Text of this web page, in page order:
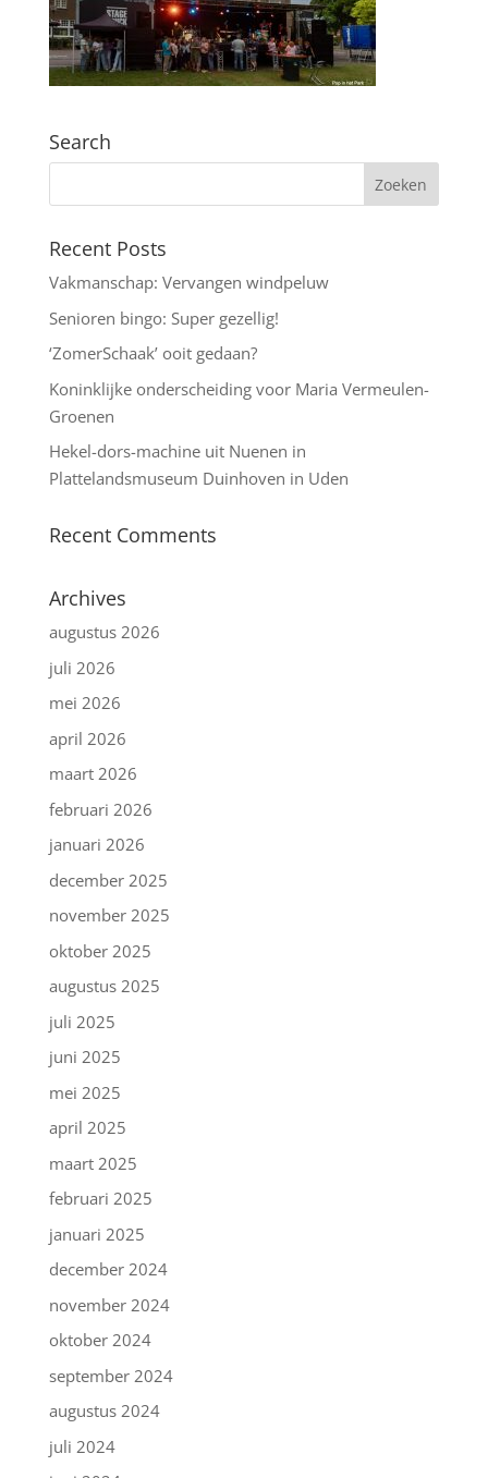
Search
Recent Posts
Vakmanschap: Vervangen windpeluw
Senioren bingo: Super gezellig!
‘ZomerSchaak’ ooit gedaan?
Koninklijke onderscheiding voor Maria Vermeulen-
Groenen
Hekel-dors-machine uit Nuenen in
Plattelandsmuseum Duinhoven in Uden
Recent Comments
Archives
augustus 2026
juli 2026
mei 2026
april 2026
maart 2026
februari 2026
januari 2026
december 2025
november 2025
oktober 2025
augustus 2025
juli 2025
juni 2025
mei 2025
april 2025
maart 2025
februari 2025
januari 2025
december 2024
november 2024
oktober 2024
september 2024
augustus 2024
juli 2024